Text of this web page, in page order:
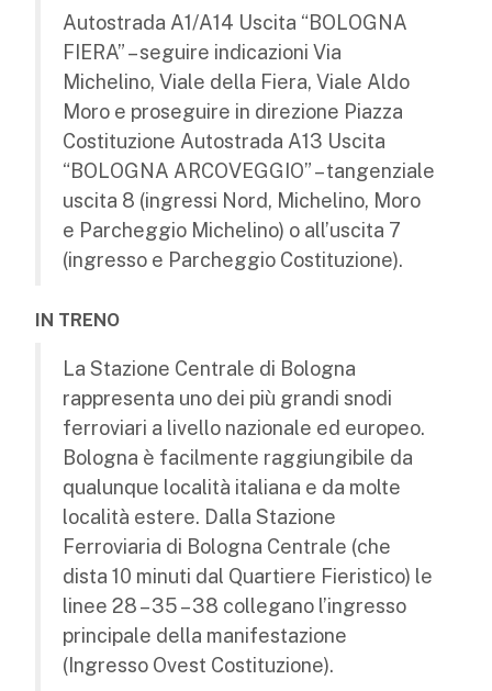
Autostrada A1/A14 Uscita “BOLOGNA
FIERA” – seguire indicazioni Via
Michelino, Viale della Fiera, Viale Aldo
Moro e proseguire in direzione Piazza
Costituzione Autostrada A13 Uscita
“BOLOGNA ARCOVEGGIO” – tangenziale
uscita 8 (ingressi Nord, Michelino, Moro
e Parcheggio Michelino) o all’uscita 7
(ingresso e Parcheggio Costituzione).
IN TRENO
La Stazione Centrale di Bologna
rappresenta uno dei più grandi snodi
ferroviari a livello nazionale ed europeo.
Bologna è facilmente raggiungibile da
qualunque località italiana e da molte
località estere. Dalla Stazione
Ferroviaria di Bologna Centrale (che
dista 10 minuti dal Quartiere Fieristico) le
linee 28 – 35 – 38 collegano l’ingresso
principale della manifestazione
(Ingresso Ovest Costituzione).